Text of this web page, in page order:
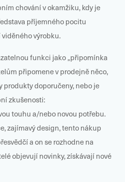
chování v okamžiku, kdy je
příjemného pocitu
výrobku.
funkci jako „připomínka
připomene v prodejně něco,
produkty doporučeny, nebo je
zkušenosti:
touhu a/nebo novou potřebu.
zajímavý design, tento nákup
a on se rozhodne na
objevují novinky, získávají nové